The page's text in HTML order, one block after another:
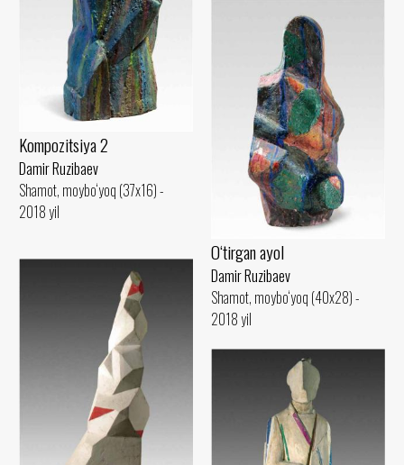
Kompozitsiya 2
Damir Ruzibaev
Shamot, moybo‘yoq (37x16) -
2018 yil
O‘tirgan ayol
Damir Ruzibaev
Shamot, moybo‘yoq (40x28) -
2018 yil